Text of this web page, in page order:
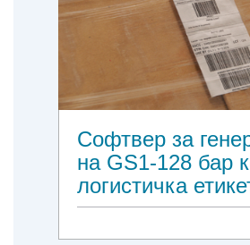
Софтвер за
на GS1-128 бар
логистичка